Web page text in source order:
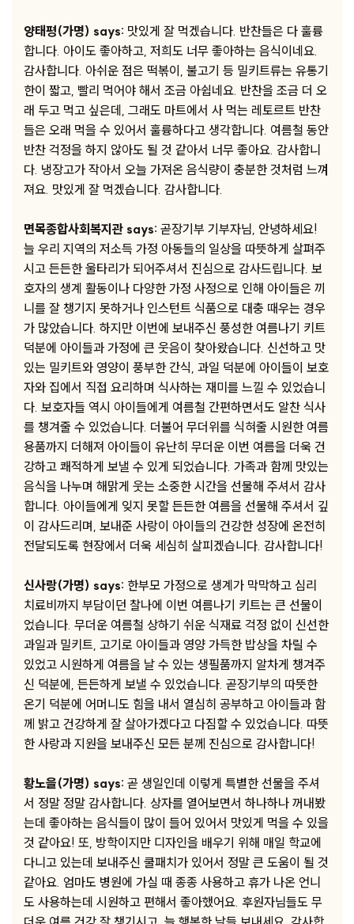
양태평(가명) says: 맛있게 잘 먹겠습니다. 반찬들은 다 훌륭
합니다. 아이도 좋아하고, 저희도 너무 좋아하는 음식이네요.
감사합니다. 아쉬운 점은 떡볶이, 불고기 등 밀키트류는 유통기
한이 짧고, 빨리 먹어야 해서 조금 아쉽네요. 반찬을 조금 더 오
래 두고 먹고 싶은데, 그래도 마트에서 사 먹는 레토르트 반찬
들은 오래 먹을 수 있어서 훌륭하다고 생각합니다. 여름철 동안
반찬 걱정을 하지 않아도 될 것 같아서 너무 좋아요. 감사합니
다. 냉장고가 작아서 오늘 가져온 음식량이 충분한 것처럼 느껴
져요. 맛있게 잘 먹겠습니다. 감사합니다.
면목종합사회복지관 says: 곧장기부 기부자님, 안녕하세요!
늘 우리 지역의 저소득 가정 아동들의 일상을 따뜻하게 살펴주
시고 든든한 울타리가 되어주셔서 진심으로 감사드립니다. 보
호자의 생계 활동이나 다양한 가정 사정으로 인해 아이들은 끼
니를 잘 챙기지 못하거나 인스턴트 식품으로 대충 때우는 경우
가 많았습니다. 하지만 이번에 보내주신 풍성한 여름나기 키트
덕분에 아이들과 가정에 큰 웃음이 찾아왔습니다. 신선하고 맛
있는 밀키트와 영양이 풍부한 간식, 과일 덕분에 아이들이 보호
자와 집에서 직접 요리하며 식사하는 재미를 느낄 수 있었습니
다. 보호자들 역시 아이들에게 여름철 간편하면서도 알찬 식사
를 챙겨줄 수 있었습니다. 더불어 무더위를 식혀줄 시원한 여름
용품까지 더해져 아이들이 유난히 무더운 이번 여름을 더욱 건
강하고 쾌적하게 보낼 수 있게 되었습니다. 가족과 함께 맛있는
음식을 나누며 해맑게 웃는 소중한 시간을 선물해 주셔서 감사
합니다. 아이들에게 잊지 못할 든든한 여름을 선물해 주셔서 깊
이 감사드리며, 보내준 사랑이 아이들의 건강한 성장에 온전히
전달되도록 현장에서 더욱 세심히 살피겠습니다. 감사합니다!
신사랑(가명) says: 한부모 가정으로 생계가 막막하고 심리
치료비까지 부담이던 찰나에 이번 여름나기 키트는 큰 선물이
었습니다. 무더운 여름철 상하기 쉬운 식재료 걱정 없이 신선한
과일과 밀키트, 고기로 아이들과 영양 가득한 밥상을 차릴 수
있었고 시원하게 여름을 날 수 있는 생필품까지 알차게 챙겨주
신 덕분에, 든든하게 보낼 수 있었습니다. 곧장기부의 따뜻한
온기 덕분에 어머니도 힘을 내서 열심히 공부하고 아이들과 함
께 밝고 건강하게 잘 살아가겠다고 다짐할 수 있었습니다. 따뜻
한 사랑과 지원을 보내주신 모든 분께 진심으로 감사합니다!
황노을(가명) says: 곧 생일인데 이렇게 특별한 선물을 주셔
서 정말 정말 감사합니다. 상자를 열어보면서 하나하나 꺼내봤
는데 좋아하는 음식들이 많이 들어 있어서 맛있게 먹을 수 있을
것 같아요! 또, 방학이지만 디자인을 배우기 위해 매일 학교에
다니고 있는데 보내주신 쿨패치가 있어서 정말 큰 도움이 될 것
같아요. 엄마도 병원에 가실 때 종종 사용하고 휴가 나온 언니
도 사용하는데 시원하고 편해서 좋아했어요. 후원자님들도 무